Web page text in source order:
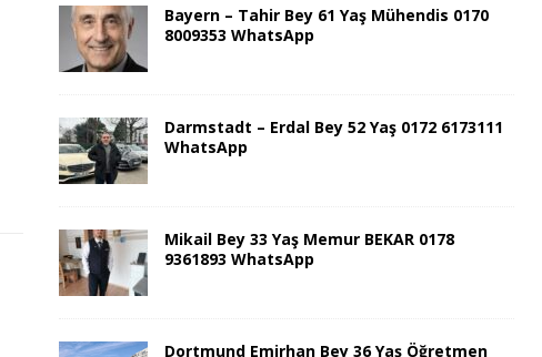
Bayern – Tahir Bey 61 Yaş Mühendis 0170
8009353 WhatsApp
Darmstadt – Erdal Bey 52 Yaş 0172 6173111
WhatsApp
Mikail Bey 33 Yaş Memur BEKAR 0178
9361893 WhatsApp
Dortmund Emirhan Bey 36 Yaş Öğretmen